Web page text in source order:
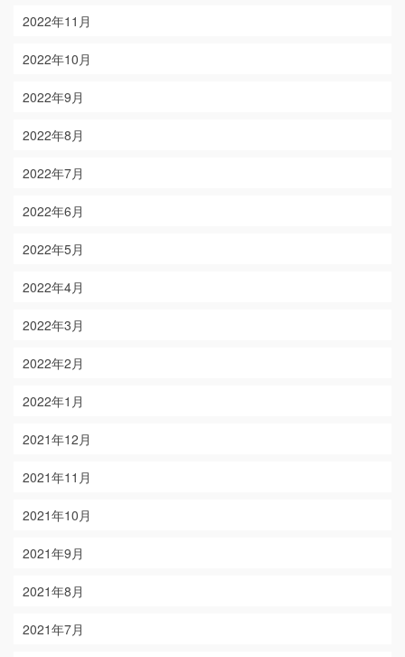
2022年11月
2022年10月
2022年9月
2022年8月
2022年7月
2022年6月
2022年5月
2022年4月
2022年3月
2022年2月
2022年1月
2021年12月
2021年11月
2021年10月
2021年9月
2021年8月
2021年7月